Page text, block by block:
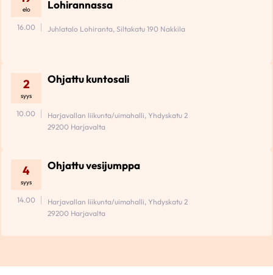
elo
Lohirannassa
16.00 Juhlatalo Lohiranta, Siltakatu 190 Nakkila
2
syys
Ohjattu kuntosali
10.00
Harjavallan liikunta/uimahalli, Yhdyskatu 2
29200 Harjavalta
4
syys
Ohjattu vesijumppa
14.00
Harjavallan liikunta/uimahalli, Yhdyskatu 2
29200 Harjavalta